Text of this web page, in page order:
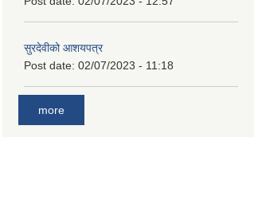
सुरदेवीको आशयपत्र
Post date: 02/07/2023 - 11:18
more